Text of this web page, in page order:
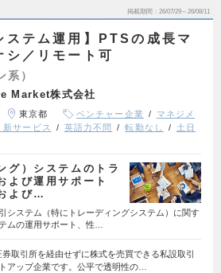
掲載期間 26/07/29～26/08/11
ステム運用】PTSの成長マ
シ／リモート可
）
Market株式会社
東京都 ベンチャー企業
マネジメ
新サービス 英語力不問 転勤なし
土日
グ）システムのトラ
よび運用サポート
よび…
システム（特にトレーディングシステム）に関す
ムの運用サポート、性…
取引所を経由せずに株式を売買できる私設取引
アップ企業です。公平で透明性の…